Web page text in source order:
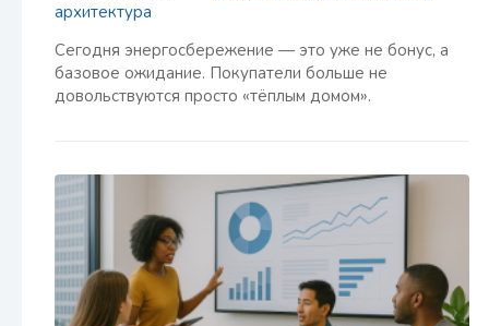
архитектура
Сегодня энергосбережение — это уже не бонус, а
базовое ожидание. Покупатели больше не
довольствуются просто «тёплым домом».